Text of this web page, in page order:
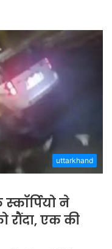
uttarkhand
ने
रौंदा, एक की